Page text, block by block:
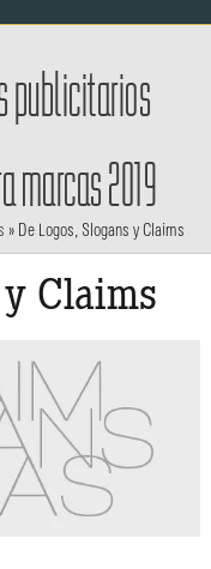
publicitarios
marcas 2019
» De Logos, Slogans y Claims
y Claims